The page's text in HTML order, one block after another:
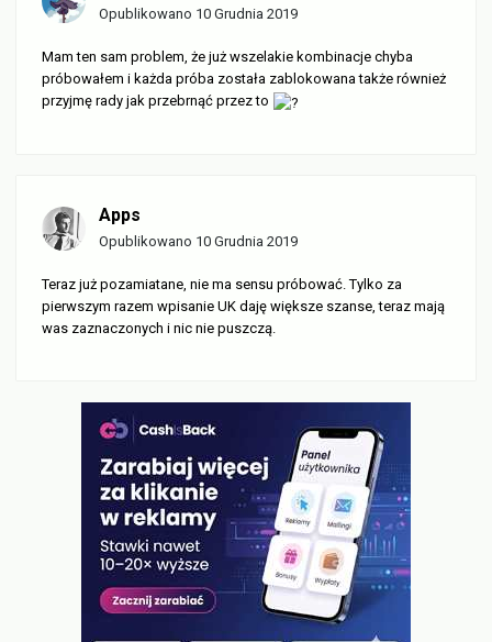
Opublikowano 10 Grudnia 2019
Mam ten sam problem, że już wszelakie kombinacje chyba
próbowałem i każda próba została zablokowana także również
przyjmę rady jak przebrnąć przez to
Apps
Opublikowano 10 Grudnia 2019
Teraz już pozamiatane, nie ma sensu próbować. Tylko za
pierwszym razem wpisanie UK daję większe szanse, teraz mają
was zaznaczonych i nic nie puszczą.